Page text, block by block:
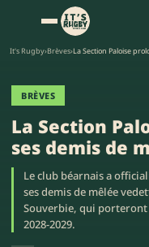
It's Rugby›Brèves›La Section Paloise
BRÈVES
La Section
ses demis de
Le club béarnais a
ses demis de mêlée
Souverbie, qui porteront
2028-2029.